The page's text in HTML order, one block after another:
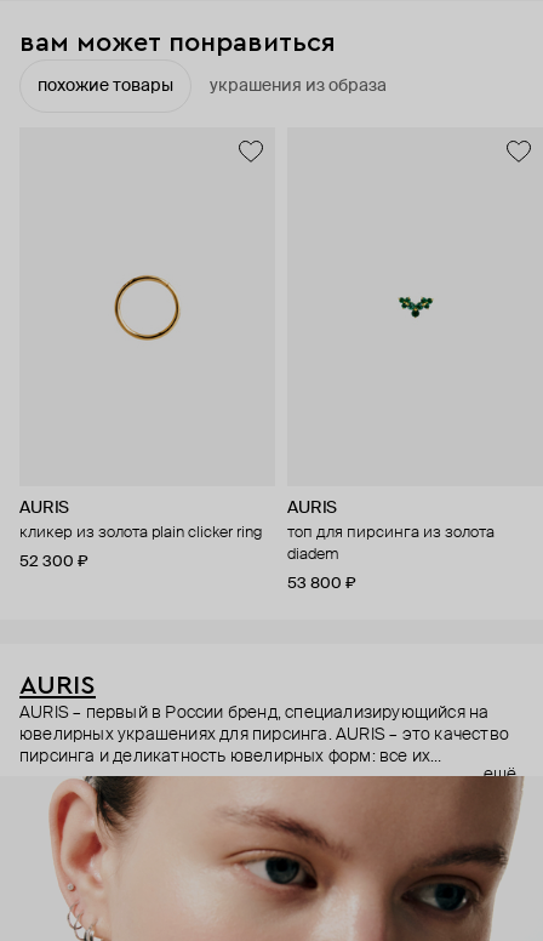
вам может понравиться
похожие товары украшения из образа
AURIS
кликер из золота plain clicker ring
52 300 ₽
AURIS
топ для пирсинга из золота
diadem
53 800 ₽
AURIS
AURIS – первый в России бренд, специализирующийся на
ювелирных украшениях для пирсинга. AURIS – это качество
пирсинга и деликатность ювелирных форм: все их
украшения ручной работы. В процессе создания участвуют
как профессиональные пирсеры (они отвечают за
безопасность и эргономичность пирсинга), так и ювелирные
стилисты (благодаря им дизайн соответствует трендам, а
украшения легко сочетаются между собой).
Украшения AURIS – для тех, кто открыто выражает себя, но
делает это интеллигентно и по-взрослому.
ещё